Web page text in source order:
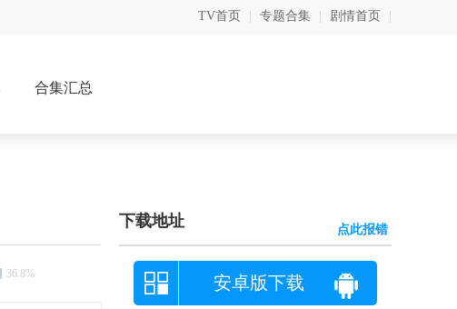
TV首页 专题合集 剧情首页
合集汇总
36.8%
下载地址 点此报错
安卓版下载